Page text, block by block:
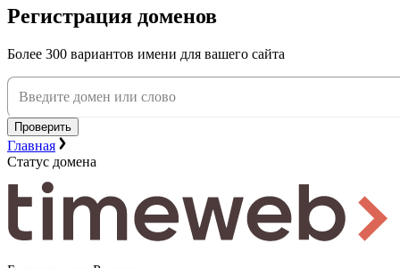
Регистрация доменов
Более 300 вариантов имени для вашего сайта
Проверить
Главная
Статус домена